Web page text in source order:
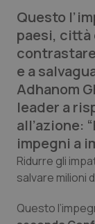
Lettere al
Edizioni
QS Pro
Abruzzo
QS Pro
QS Club
Questo
paesi, città
e a
Adhanom
leader a
all’azione:
impegni a
Ridurre gli
salvare milioni
Questo